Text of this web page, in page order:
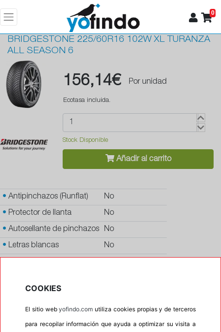
0
BRIDGESTONE 225/60R16 102W XL TURANZA
ALL SEASON 6
156,14€ Por unidad
Ecotasa incluida.
Stock Disponible
Añadir al carrito
• Antipinchazos (Runflat) No
• Protector de llanta No
• Autosellante de pinchazos No
• Letras blancas No
Si
Calidad PREMIUM
COOKIES
El sitio webyofindo.com utiliza cookies propias y de terceros
para recopilar información que ayuda a optimizar su visita a